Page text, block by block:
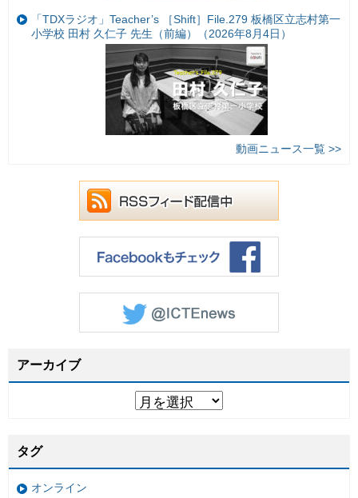
「TDXラジオ」Teacher’s ［Shift］File.279 板橋区立志村第一
小学校 田村 久仁子 先生（前編）（2026年8月4日）
動画ニュース一覧 >>
アーカイブ
タグ
オンライン